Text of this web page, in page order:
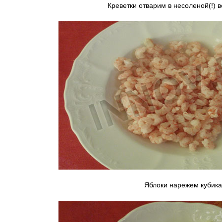
Креветки отварим в несоленой(!)
Яблоки нарежем